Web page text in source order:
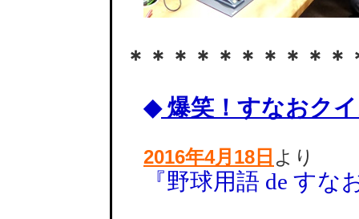
＊＊＊＊＊＊＊＊＊
◆爆笑！すなおク
2016年4月18日 より
『野球用語 de すな